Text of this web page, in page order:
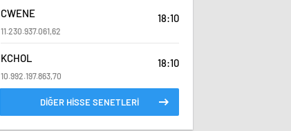
CWENE
11.230.937.061,62
18:10
KCHOL
10.992.197.863,70
18:10
DİĞER HİSSE SENETLERİ